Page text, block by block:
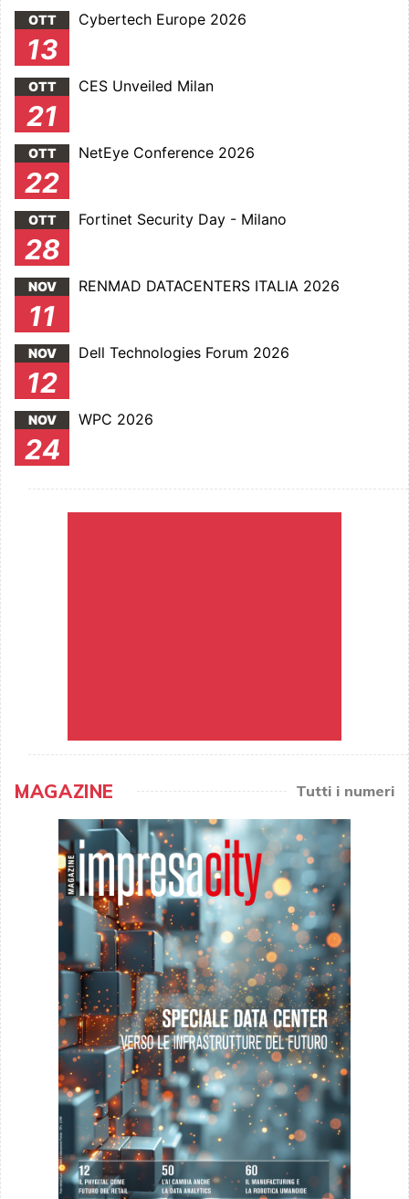
OTT
13
Cybertech Europe 2026
OTT
21
CES Unveiled Milan
OTT
22
NetEye Conference 2026
OTT
28
Fortinet Security Day - Milano
NOV
11
RENMAD DATACENTERS ITALIA 2026
NOV
12
Dell Technologies Forum 2026
NOV
24
WPC 2026
MAGAZINE Tutti i numeri